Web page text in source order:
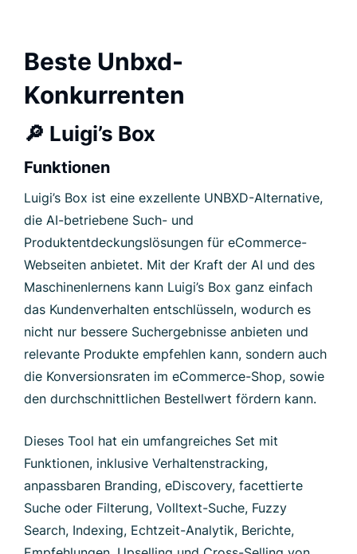
Beste Unbxd-
Konkurrenten
🔎 Luigi’s Box
Funktionen
Luigi’s Box ist eine exzellente UNBXD-Alternative,
die AI-betriebene Such- und
Produktentdeckungslösungen für eCommerce-
Webseiten anbietet. Mit der Kraft der AI und des
Maschinenlernens kann Luigi’s Box ganz einfach
das Kundenverhalten entschlüsseln, wodurch es
nicht nur bessere Suchergebnisse anbieten und
relevante Produkte empfehlen kann, sondern auch
die Konversionsraten im eCommerce-Shop, sowie
den durchschnittlichen Bestellwert fördern kann.
Dieses Tool hat ein umfangreiches Set mit
Funktionen, inklusive Verhaltenstracking,
anpassbaren Branding, eDiscovery, facettierte
Suche oder Filterung, Volltext-Suche, Fuzzy
Search, Indexing, Echtzeit-Analytik, Berichte,